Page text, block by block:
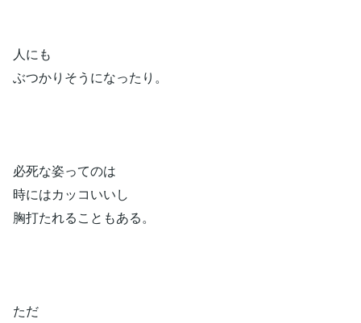
人にも
ぶつかりそうになったり。
必死な姿ってのは
時にはカッコいいし
胸打たれることもある。
ただ